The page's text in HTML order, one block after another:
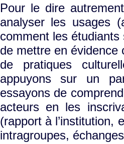
Pour le dire
analyser les usages
comment les
de mettre en évidence
de pratiques
appuyons sur un
essayons de
acteurs en les
(rapport à l’institution,
intragroupes,